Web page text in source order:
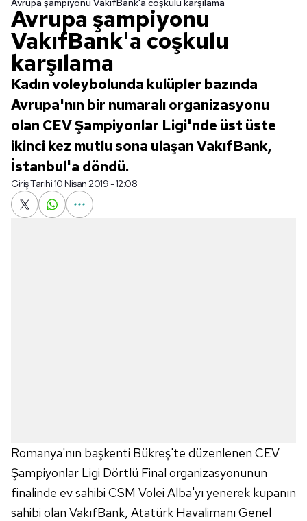
Avrupa şampiyonu VakıfBank'a coşkulu karşılama
Avrupa şampiyonu
VakıfBank'a coşkulu
karşılama
Kadın voleybolunda kulüpler bazında
Avrupa'nın bir numaralı organizasyonu
olan CEV Şampiyonlar Ligi'nde üst üste
ikinci kez mutlu sona ulaşan VakıfBank,
İstanbul'a döndü.
Giriş Tarihi:10 Nisan 2019 - 12:08
Romanya'nın başkenti Bükreş'te düzenlenen CEV
Şampiyonlar Ligi Dörtlü Final organizasyonunun
finalinde ev sahibi CSM Volei Alba'yı yenerek kupanın
sahibi olan VakıfBank, Atatürk Havalimanı Genel